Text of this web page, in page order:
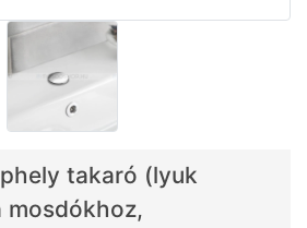
takaró (lyuk
mosdókhoz,